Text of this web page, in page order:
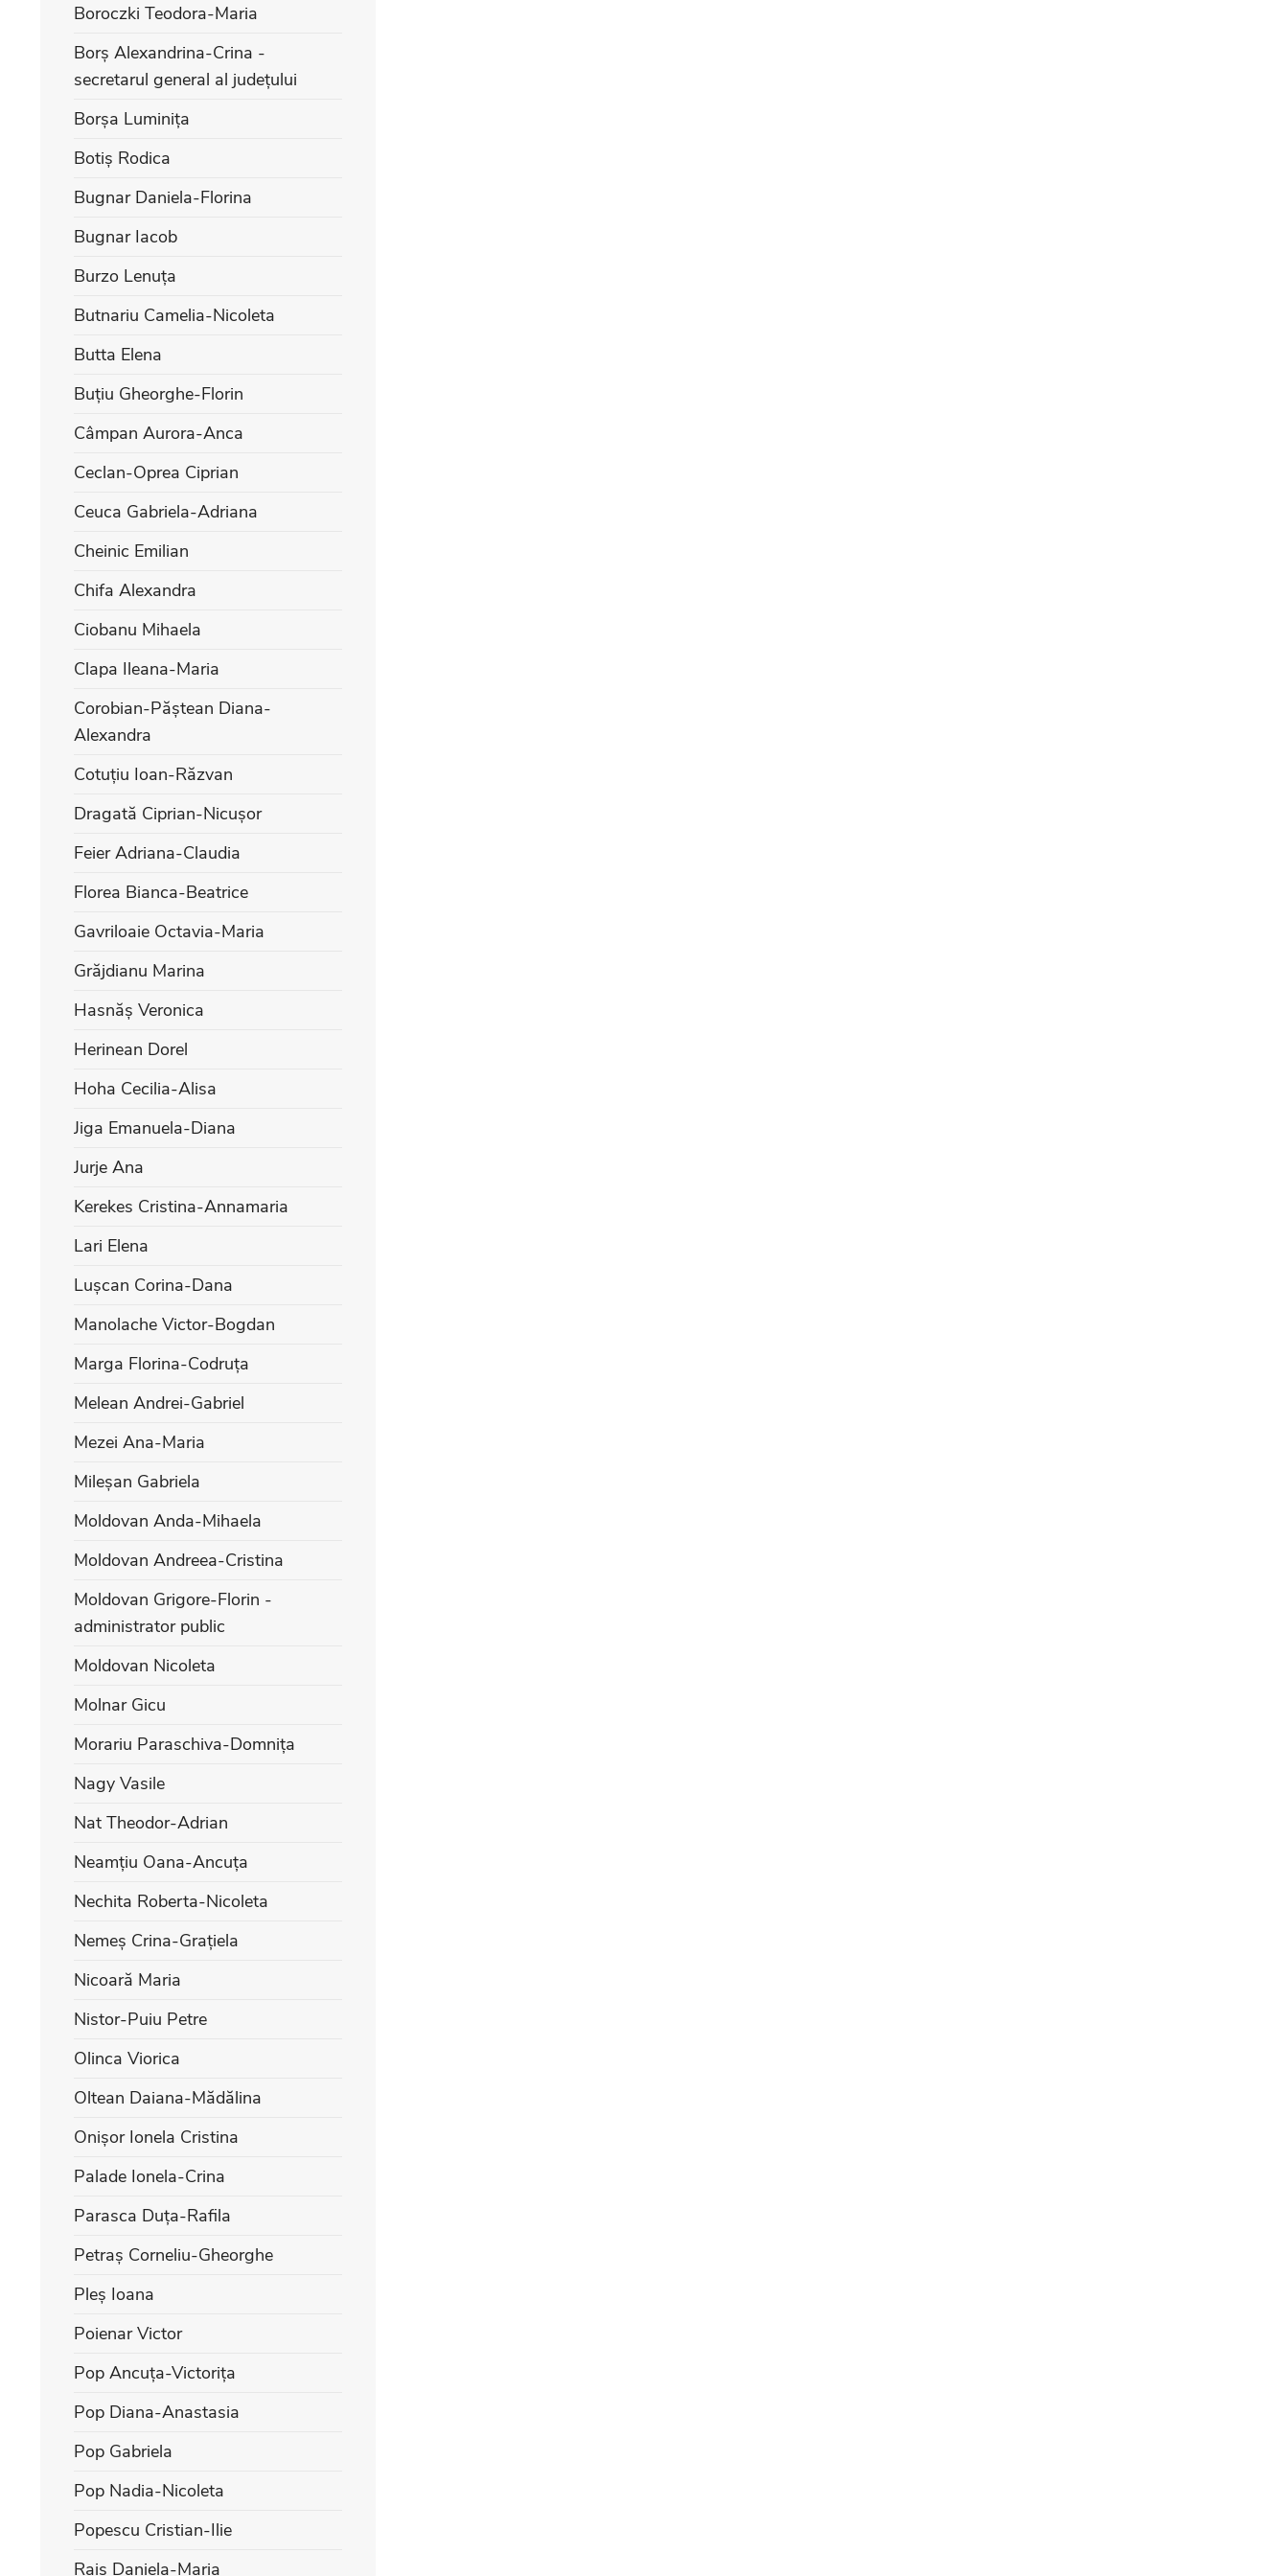
Boroczki Teodora-Maria
Borș Alexandrina-Crina -
secretarul general al județului
Borșa Luminița
Botiș Rodica
Bugnar Daniela-Florina
Bugnar Iacob
Burzo Lenuța
Butnariu Camelia-Nicoleta
Butta Elena
Buțiu Gheorghe-Florin
Câmpan Aurora-Anca
Ceclan-Oprea Ciprian
Ceuca Gabriela-Adriana
Cheinic Emilian
Chifa Alexandra
Ciobanu Mihaela
Clapa Ileana-Maria
Corobian-Păștean Diana-
Alexandra
Cotuțiu Ioan-Răzvan
Dragată Ciprian-Nicușor
Feier Adriana-Claudia
Florea Bianca-Beatrice
Gavriloaie Octavia-Maria
Grăjdianu Marina
Hasnăș Veronica
Herinean Dorel
Hoha Cecilia-Alisa
Jiga Emanuela-Diana
Jurje Ana
Kerekes Cristina-Annamaria
Lari Elena
Lușcan Corina-Dana
Manolache Victor-Bogdan
Marga Florina-Codruța
Melean Andrei-Gabriel
Mezei Ana-Maria
Mileșan Gabriela
Moldovan Anda-Mihaela
Moldovan Andreea-Cristina
Moldovan Grigore-Florin -
administrator public
Moldovan Nicoleta
Molnar Gicu
Morariu Paraschiva-Domnița
Nagy Vasile
Nat Theodor-Adrian
Neamțiu Oana-Ancuța
Nechita Roberta-Nicoleta
Nemeș Crina-Grațiela
Nicoară Maria
Nistor-Puiu Petre
Olinca Viorica
Oltean Daiana-Mădălina
Onișor Ionela Cristina
Palade Ionela-Crina
Parasca Duța-Rafila
Petraș Corneliu-Gheorghe
Pleș Ioana
Poienar Victor
Pop Ancuța-Victorița
Pop Diana-Anastasia
Pop Gabriela
Pop Nadia-Nicoleta
Popescu Cristian-Ilie
Rais Daniela-Maria